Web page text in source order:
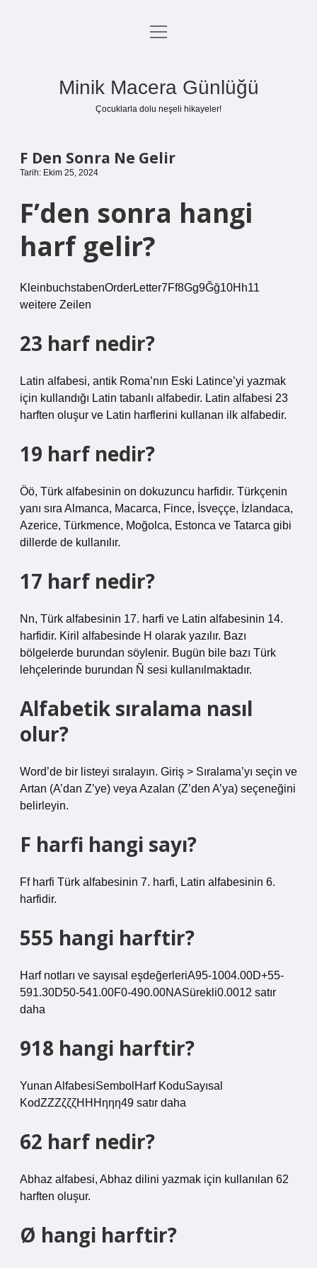
Anasayfa
menüyü
Minik Macera Günlüğü
Çocuklarla dolu neşeli hikayeler!
F Den Sonra Ne Gelir
Tarih: Ekim 25, 2024
F’den sonra hangi
harf gelir?
KleinbuchstabenOrderLetter7Ff8Gg9Ğğ10Hh11
weitere Zeilen
23 harf nedir?
Latin alfabesi, antik Roma’nın Eski Latince’yi yazmak
için kullandığı Latin tabanlı alfabedir. Latin alfabesi 23
harften oluşur ve Latin harflerini kullanan ilk alfabedir.
19 harf nedir?
Öö, Türk alfabesinin on dokuzuncu harfidir. Türkçenin
yanı sıra Almanca, Macarca, Fince, İsveççe, İzlandaca,
Azerice, Türkmence, Moğolca, Estonca ve Tatarca gibi
dillerde de kullanılır.
17 harf nedir?
Nn, Türk alfabesinin 17. harfi ve Latin alfabesinin 14.
harfidir. Kiril alfabesinde H olarak yazılır. Bazı
bölgelerde burundan söylenir. Bugün bile bazı Türk
lehçelerinde burundan Ñ sesi kullanılmaktadır.
Alfabetik sıralama nasıl
olur?
Word’de bir listeyi sıralayın. Giriş > Sıralama’yı seçin ve
Artan (A’dan Z’ye) veya Azalan (Z’den A’ya) seçeneğini
belirleyin.
F harfi hangi sayı?
Ff harfi Türk alfabesinin 7. harfi, Latin alfabesinin 6.
harfidir.
555 hangi harftir?
Harf notları ve sayısal eşdeğerleriA95-1004.00D+55-
591.30D50-541.00F0-490.00NASürekli0.0012 satır
daha
918 hangi harftir?
Yunan AlfabesiSembolHarf KoduSayısal
KodΖΖΖζζζΗΗΗηηη49 satır daha
62 harf nedir?
Abhaz alfabesi, Abhaz dilini yazmak için kullanılan 62
harften oluşur.
Ø hangi harftir?